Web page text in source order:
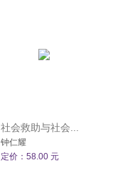
社会救助与社会...
钟仁耀
定价：58.00 元